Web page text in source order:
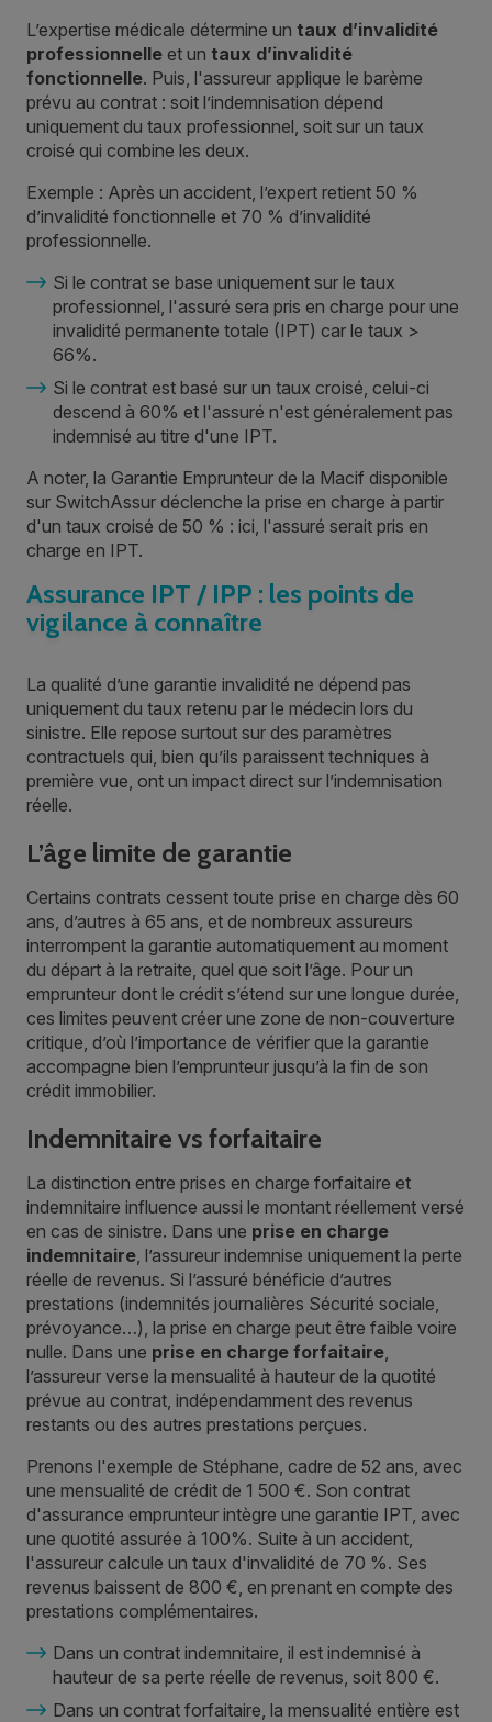
L’expertise médicale détermine un taux d’invalidité
professionnelle et un taux d’invalidité
fonctionnelle. Puis, l'assureur applique le barème
prévu au contrat : soit l’indemnisation dépend
uniquement du taux professionnel, soit sur un taux
croisé qui combine les deux.
Exemple : Après un accident, l’expert retient 50 %
d’invalidité fonctionnelle et 70 % d’invalidité
professionnelle.
Si le contrat se base uniquement sur le taux
professionnel, l'assuré sera pris en charge pour une
invalidité permanente totale (IPT) car le taux >
66%.
Si le contrat est basé sur un taux croisé, celui-ci
descend à 60% et l'assuré n'est généralement pas
indemnisé au titre d'une IPT.
A noter, la Garantie Emprunteur de la Macif disponible
sur SwitchAssur déclenche la prise en charge à partir
d'un taux croisé de 50 % : ici, l'assuré serait pris en
charge en IPT.
Assurance IPT / IPP : les points de
vigilance à connaître
La qualité d’une garantie invalidité ne dépend pas
uniquement du taux retenu par le médecin lors du
sinistre. Elle repose surtout sur des paramètres
contractuels qui, bien qu’ils paraissent techniques à
première vue, ont un impact direct sur l’indemnisation
réelle.
L’âge limite de garantie
Certains contrats cessent toute prise en charge dès 60
ans, d’autres à 65 ans, et de nombreux assureurs
interrompent la garantie automatiquement au moment
du départ à la retraite, quel que soit l’âge. Pour un
emprunteur dont le crédit s’étend sur une longue durée,
ces limites peuvent créer une zone de non-couverture
critique, d’où l’importance de vérifier que la garantie
accompagne bien l’emprunteur jusqu’à la fin de son
crédit immobilier.
Indemnitaire vs forfaitaire
La distinction entre prises en charge forfaitaire et
indemnitaire influence aussi le montant réellement versé
en cas de sinistre. Dans une prise en charge
indemnitaire, l’assureur indemnise uniquement la perte
réelle de revenus. Si l’assuré bénéficie d’autres
prestations (indemnités journalières Sécurité sociale,
prévoyance…), la prise en charge peut être faible voire
nulle. Dans une prise en charge forfaitaire,
l’assureur verse la mensualité à hauteur de la quotité
prévue au contrat, indépendamment des revenus
restants ou des autres prestations perçues.
Prenons l'exemple de Stéphane, cadre de 52 ans, avec
une mensualité de crédit de 1 500 €. Son contrat
d'assurance emprunteur intègre une garantie IPT, avec
une quotité assurée à 100%. Suite à un accident,
l'assureur calcule un taux d'invalidité de 70 %. Ses
revenus baissent de 800 €, en prenant en compte des
prestations complémentaires.
Dans un contrat indemnitaire, il est indemnisé à
hauteur de sa perte réelle de revenus, soit 800 €.
Dans un contrat forfaitaire, la mensualité entière est